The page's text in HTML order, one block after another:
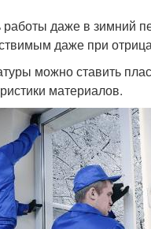
работы даже в зимний
даже при
можно ставить
материалов.